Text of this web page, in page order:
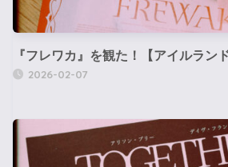
『フレワカ』を観た！【アイルラン
2026-02-07